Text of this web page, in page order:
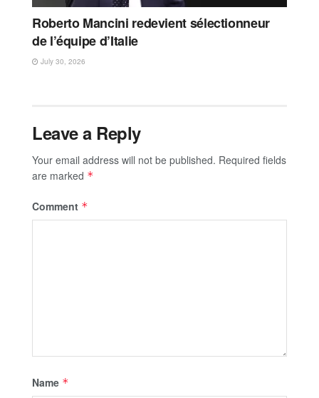
Roberto Mancini redevient sélectionneur
de l’équipe d’Italie
July 30, 2026
Leave a Reply
Your email address will not be published. Required fields
are marked *
Comment *
Name *